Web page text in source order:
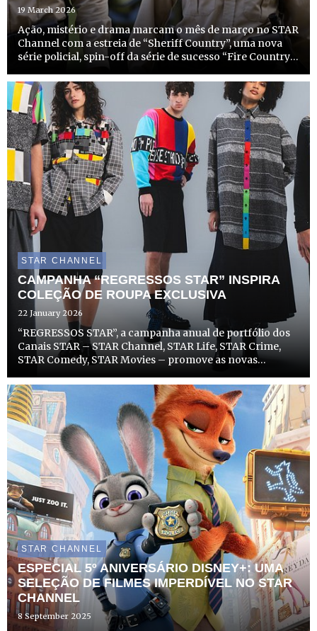
19 March 2026
Ação, mistério e drama marcam o mês de março no STAR
Channel com a estreia de “Sheriff Country”, uma nova
série policial, spin-off da série de sucesso “Fire Country”.
não só começa a emitir esta nova e entusiasmante ...
STAR CHANNEL
CAMPANHA “REGRESSOS STAR” INSPIRA
COLEÇÃO DE ROUPA EXCLUSIVA
22 January 2026
“REGRESSOS STAR”, a campanha anual de portfólio dos
Canais STAR – STAR Channel, STAR Life, STAR Crime,
STAR Comedy, STAR Movies – promove as novas
um toque de nostalgia modernizada, para mostrar que
aquilo que nos ...
STAR CHANNEL
ESPECIAL 5º ANIVERSÁRIO DISNEY+: UMA
SELEÇÃO DE FILMES IMPERDÍVEL NO STAR
CHANNEL
8 September 2025